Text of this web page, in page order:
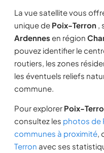
La vue satellite vous
unique de Poix-Terron ,
Ardennes en région
pouvez identifier le
routiers, les zones
les éventuels reliefs
commune.
Pour explorer Poix-
consultez les photos de
communes à proximité,
Terron avec ses